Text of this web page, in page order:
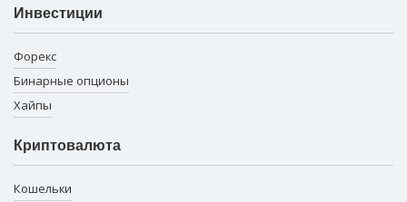
Инвестиции
Форекс
Бинарные опционы
Хайпы
Криптовалюта
Кошельки